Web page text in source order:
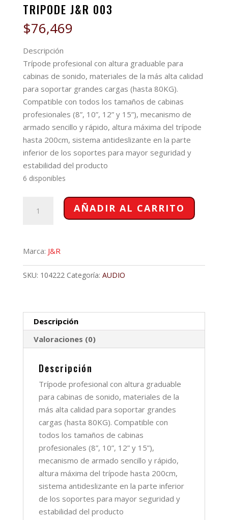
TRIPODE J&R 003
$76,469
Descripción
Trípode profesional con altura graduable para
cabinas de sonido, materiales de la más alta calidad
para soportar grandes cargas (hasta 80KG).
Compatible con todos los tamaños de cabinas
profesionales (8”, 10”, 12” y 15”), mecanismo de
armado sencillo y rápido, altura máxima del trípode
hasta 200cm, sistema antideslizante en la parte
inferior de los soportes para mayor seguridad y
estabilidad del producto
6 disponibles
AÑADIR AL CARRITO
Marca: J&R
SKU: 104222 Categoría: AUDIO
Descripción
Valoraciones (0)
Descripción
Trípode profesional con altura graduable
para cabinas de sonido, materiales de la
más alta calidad para soportar grandes
cargas (hasta 80KG). Compatible con
todos los tamaños de cabinas
profesionales (8”, 10”, 12” y 15”),
mecanismo de armado sencillo y rápido,
altura máxima del trípode hasta 200cm,
sistema antideslizante en la parte inferior
de los soportes para mayor seguridad y
estabilidad del producto